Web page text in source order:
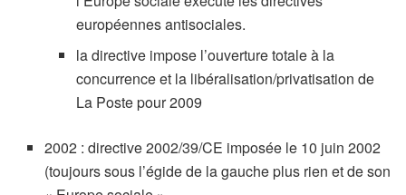
européennes antisociales.
la directive impose l’ouverture totale à la
concurrence et la libéralisation/privatisation de
La Poste pour 2009
2002 : directive 2002/39/CE imposée le 10 juin 2002
(toujours sous l’égide de la gauche plus rien et de son